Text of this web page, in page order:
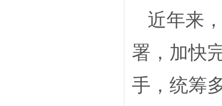
近年来
署，加快
手，统筹